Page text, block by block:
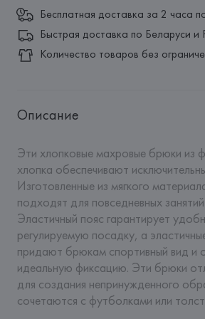
Бесплатная доставка за 2 часа
Быстрая доставка по Беларуси и
Количество товаров без
Описание
Эти хлопковые махровые брюки из
хлопка обеспечивают
Изготовленные из мягкого
подходят для повседневных
Эластичный пояс гарантирует
регулируемую посадку, а
придают брюкам спортивный вид и
идеальную фиксацию. Эти брюки
для создания непринужденного
сочетаются с футболками или